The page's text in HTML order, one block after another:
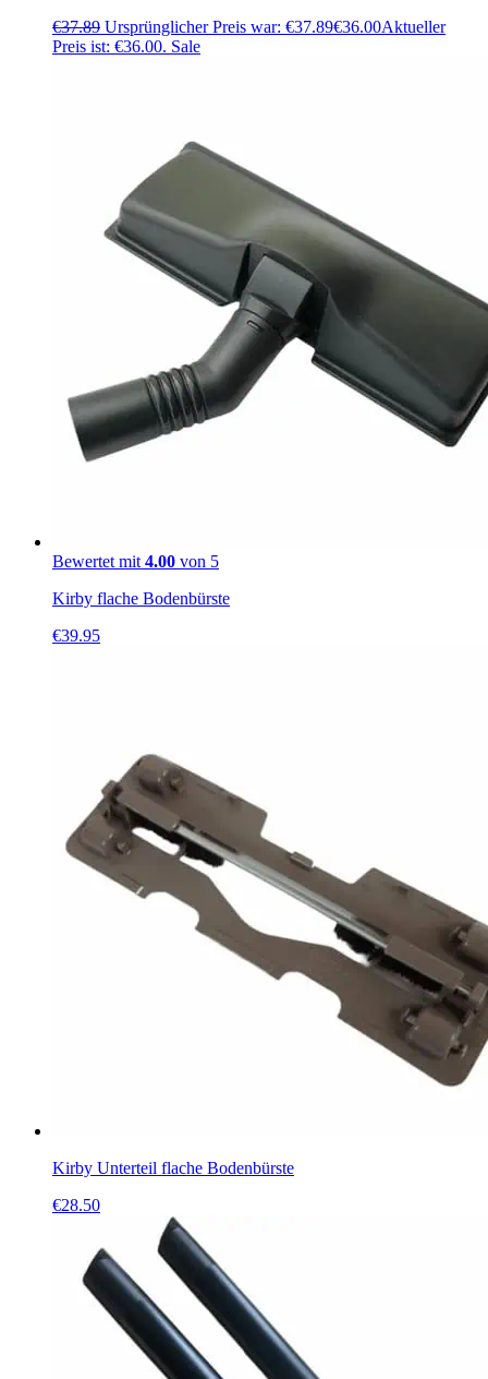
€37.89 Ursprünglicher Preis war: €37.89€36.00Aktueller
Preis ist: €36.00. Sale
Bewertet mit 4.00 von 5
Kirby flache Bodenbürste
€39.95
Kirby Unterteil flache Bodenbürste
€28.50